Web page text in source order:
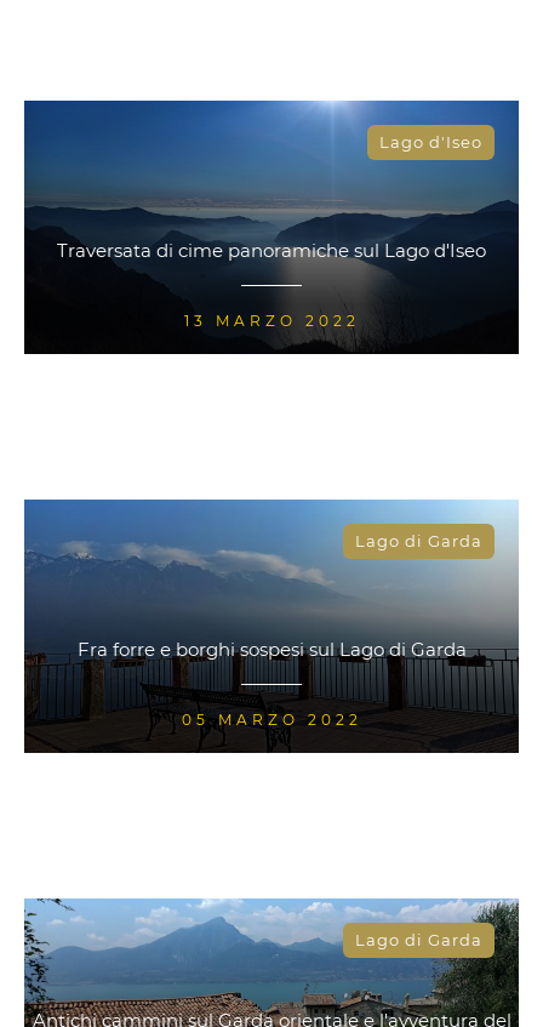
Lago d'Iseo
Traversata di cime panoramiche sul Lago d'Iseo
13 MARZO 2022
Lago di Garda
Fra forre e borghi sospesi sul Lago di Garda
05 MARZO 2022
Lago di Garda
Antichi cammini sul Garda orientale e l'avventura del